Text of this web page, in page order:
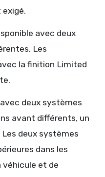
exigé.
avec deux
Les
la finition Limited
deux systèmes
avant différents, un
deux systèmes
dans les
véhicule et de